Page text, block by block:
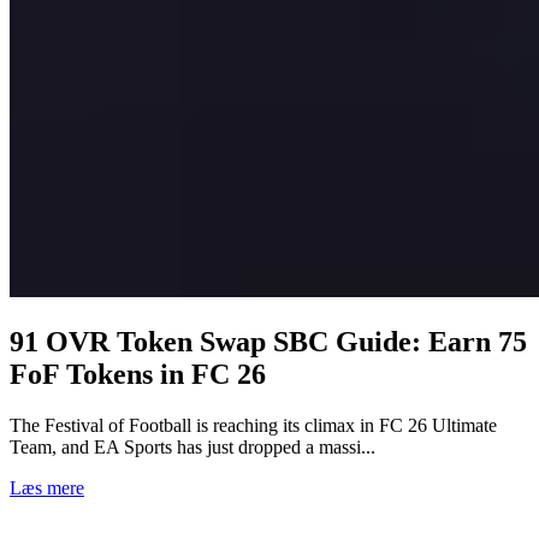
91 OVR Token Swap SBC Guide: Earn 75
FoF Tokens in FC 26
The Festival of Football is reaching its climax in FC 26 Ultimate
Team, and EA Sports has just dropped a massi...
Læs mere